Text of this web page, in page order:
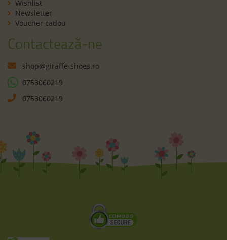
Wishlist
Newsletter
Voucher cadou
Contactează-ne
shop@giraffe-shoes.ro
0753060219
0753060219